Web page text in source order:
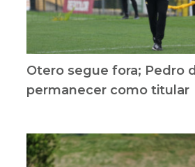
Otero segue fora; Pedro
permanecer como titular